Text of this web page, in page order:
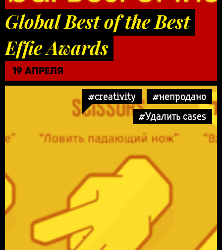
Global Best of the Best
Effie Awards
19 АПРЕЛЯ
#creativity
#непродано
#Удалить cases